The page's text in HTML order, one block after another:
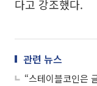
다고 강조했다.
관련 뉴스